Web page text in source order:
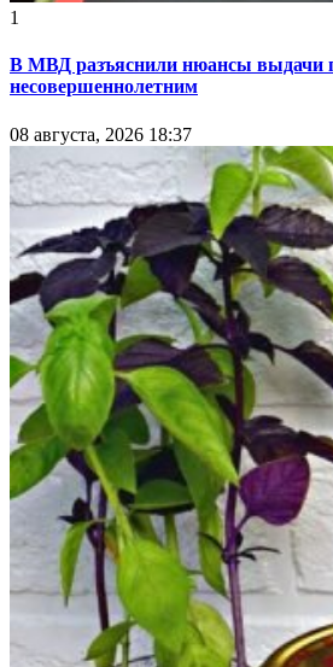
1
В МВД разъяснили нюансы выдачи
несовершеннолетним
08 августа, 2026 18:37